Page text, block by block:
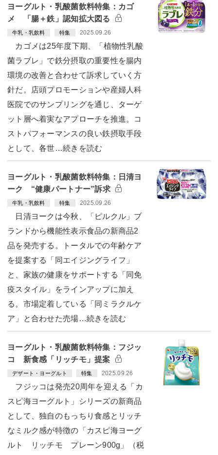
ヨーグルト・乳酸菌飲料特集：カゴ
メ 「腸＋鉄」認知拡大図る
牛乳・乳飲料 特集 2025.09.26
カゴメは25年度下期、「植物性乳酸
菌ラブレ」で鉄分摂取の重要性を腸内
環境の改善と合わせて訴求していく方
針だ。店頭プロモーションや産婦人科
医院でのサンプリングを通じ、ターゲ
ット層へ着実なアプローチを推進。コ
ストパフォーマンスの良い鉄摂取手段
として、各世…続きを読む
ヨーグルト・乳酸菌飲料特集：日清ヨ
ーク “健康パートナー”訴求
牛乳・乳飲料 特集 2025.09.26
日清ヨークは今秋、「ピルクル」ブ
ランドから機能性表示食品の新商品2
品を発売する。トータルでの年齢ケア
を提案する「同エイジングライフ」
と、家族の健康をサポートする「同免
疫スタイル」をラインアップに加え
る。市場定着している「同ミラクルケ
ア」と合わせた売場…続きを読む
ヨーグルト・乳酸菌飲料特集：フジッ
コ 新食感「リッチモ」提案
デザート・ヨーグルト 特集 2025.09.26
フジッコは発売20周年を迎える「カ
スピ海ヨーグルト」シリーズの新商品
として、独自のもっちり食感とリッチ
なミルク感が特徴の「カスピ海ヨーグ
ルト リッチモ プレーン900g」（税